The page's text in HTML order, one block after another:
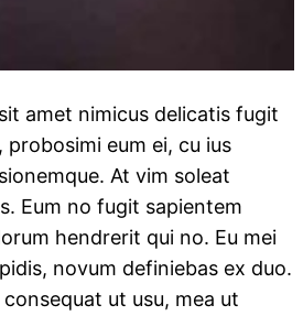
amet nimicus delicatis fugit
eum ei, cu ius
At vim soleat
Eum no fugit sapientem
hendrerit qui no. Eu mei
novum definiebas ex duo.
ut usu, mea ut